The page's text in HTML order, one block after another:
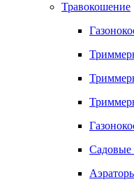
Травокошение
Садовые